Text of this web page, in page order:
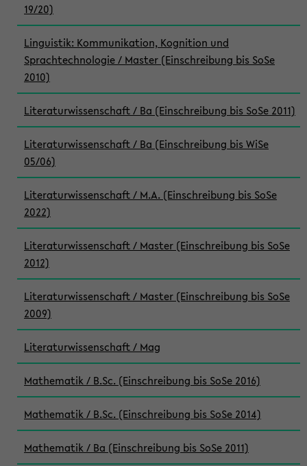
19/20)
Linguistik: Kommunikation, Kognition und
Sprachtechnologie / Master (Einschreibung bis SoSe
2010)
Literaturwissenschaft / Ba (Einschreibung bis SoSe 2011)
Literaturwissenschaft / Ba (Einschreibung bis WiSe
05/06)
Literaturwissenschaft / M.A. (Einschreibung bis SoSe
2022)
Literaturwissenschaft / Master (Einschreibung bis SoSe
2012)
Literaturwissenschaft / Master (Einschreibung bis SoSe
2009)
Literaturwissenschaft / Mag
Mathematik / B.Sc. (Einschreibung bis SoSe 2016)
Mathematik / B.Sc. (Einschreibung bis SoSe 2014)
Mathematik / Ba (Einschreibung bis SoSe 2011)